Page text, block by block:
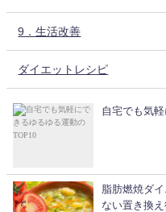
9．生活改善
ダイエットレシピ
自宅でも気
脂肪燃焼ダ
ない置き換